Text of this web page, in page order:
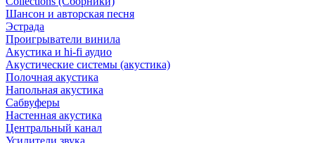
Шансон и авторская песня
Эстрада
Проигрыватели винила
Акустика и hi-fi аудио
Акустические системы (акустика)
Полочная акустика
Напольная акустика
Сабвуферы
Настенная акустика
Центральный канал
Усилители звука